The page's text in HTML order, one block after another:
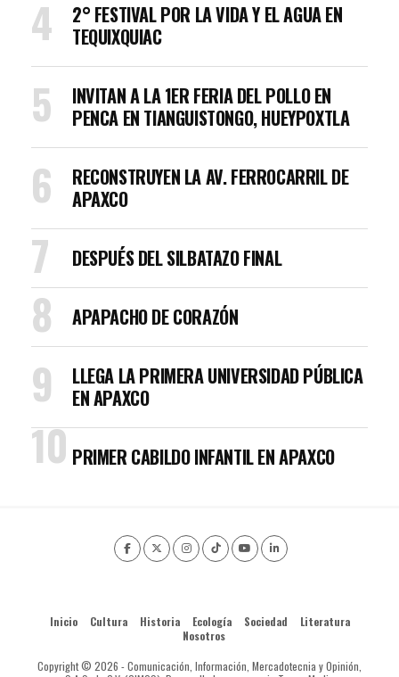
2° FESTIVAL POR LA VIDA Y EL AGUA EN
TEQUIXQUIAC
INVITAN A LA 1ER FERIA DEL POLLO EN
PENCA EN TIANGUISTONGO, HUEYPOXTLA
RECONSTRUYEN LA AV. FERROCARRIL DE
APAXCO
DESPUÉS DEL SILBATAZO FINAL
APAPACHO DE CORAZÓN
LLEGA LA PRIMERA UNIVERSIDAD PÚBLICA
EN APAXCO
PRIMER CABILDO INFANTIL EN APAXCO
Inicio Cultura Historia Ecología Sociedad
Literatura
Nosotros
Copyright © 2026 - Comunicación, Información, Mercadotecnia y Opinión,